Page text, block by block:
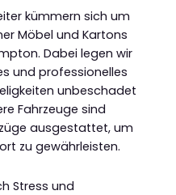
kümmern sich um
Möbel und Kartons
Dabei legen wir
und professionelles
unbeschadet
Fahrzeuge sind
ausgestattet, um
zu gewährleisten.
Stress und